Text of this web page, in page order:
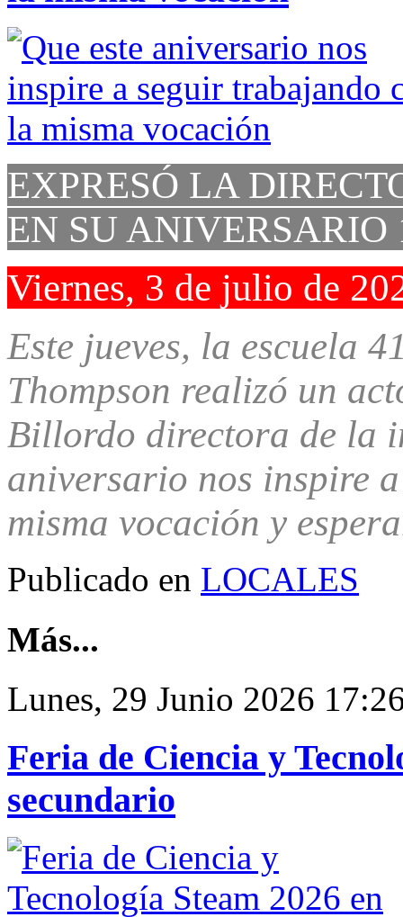
EXPRESÓ LA
EN SU ANIVERSARIO
Viernes, 3 de julio de
Este jueves, la escuela
Thompson realizó un
Billordo directora de la
aniversario nos inspire
misma vocación y
Publicado en LOCALES
Más...
Lunes, 29 Junio 2026
Feria de Ciencia y
secundario